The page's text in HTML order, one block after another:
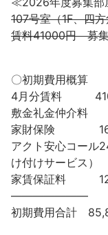
107号室（1F、
賃料41000円 募
〇初期費用概算
4月分賃料
敷金礼金仲介料
家財保険
アクト安心コー
け付けサービス）
家賃保証料
———————
初期費用合計